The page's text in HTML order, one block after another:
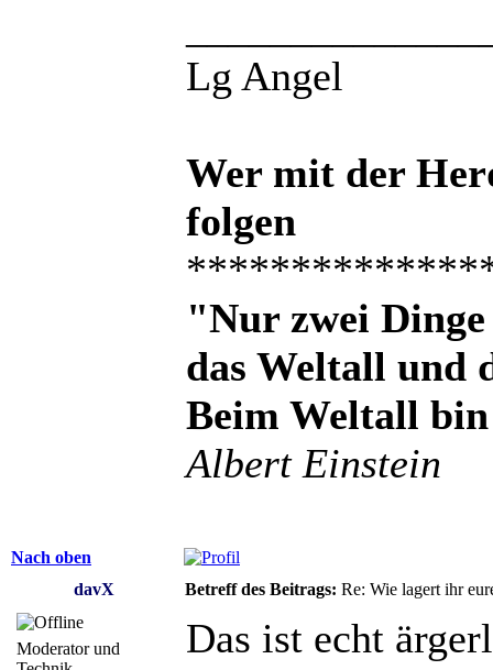
Lg Angel
Wer mit der
folgen
"Nur zwei
das Weltall und
Beim Weltall
Albert Einstein
Nach oben
davX
Betreff des Beitrags: Re: Wie lagert ihr
Moderator und
Das ist echt